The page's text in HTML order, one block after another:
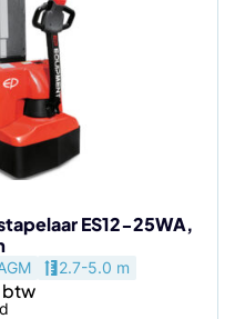
ES12-25WA,
2.7-5.0 m